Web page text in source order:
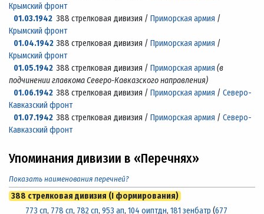
Крымский фронт
01.03.1942388 стрелковая дивизия /Приморская армия /
Крымский фронт
01.04.1942388 стрелковая дивизия /Приморская армия /
Крымский фронт
01.05.1942388 стрелковая дивизия /Приморская армия (в
подчинении главкома Северо-Кавказского направления)
01.06.1942388 стрелковая дивизия /Приморская армия /Северо-
Кавказский фронт
01.07.1942388 стрелковая дивизия /Приморская армия /Северо-
Кавказский фронт
Упоминания дивизии в «Перечнях»
Показать наименования перечней?
388 стрелковая дивизия (I формирования)
773 сп, 778 сп, 782 сп, 953 ап, 104 оиптдн, 181 зенбатр (677